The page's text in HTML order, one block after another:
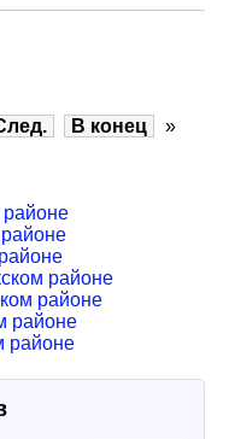
В конец »
районе
районе
районе
районе
районе